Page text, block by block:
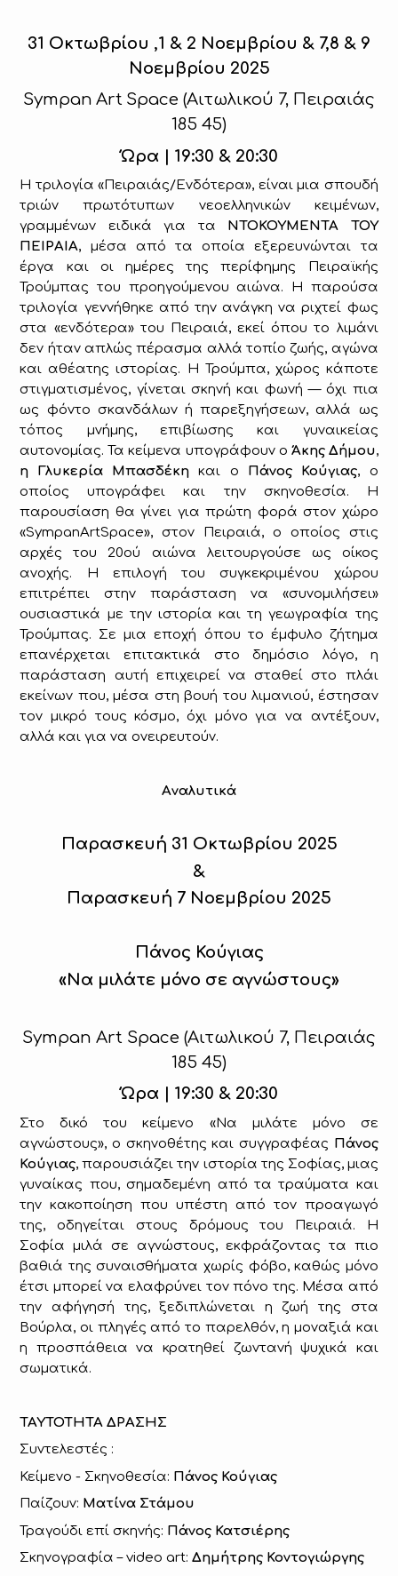
31 Οκτωβρίου ,1 & 2 Νοεμβρίου & 7,8 & 9
Νοεμβρίου 2025
Sympan Art Space (Αιτωλικού 7, Πειραιάς
185 45)
Ώρα | 19:30 & 20:30
Η τριλογία «Πειραιάς/Ενδότερα», είναι μια σπουδή
τριών πρωτότυπων νεοελληνικών κειμένων,
γραμμένων ειδικά για τα NTOKOYMENTA ΤΟΥ
ΠΕΙΡΑΙΑ, μέσα από τα οποία εξερευνώνται τα
έργα και οι ημέρες της περίφημης Πειραϊκής
Τρούμπας του προηγούμενου αιώνα. Η παρούσα
τριλογία γεννήθηκε από την ανάγκη να ριχτεί φως
στα «ενδότερα» του Πειραιά, εκεί όπου το λιμάνι
δεν ήταν απλώς πέρασμα αλλά τοπίο ζωής, αγώνα
και αθέατης ιστορίας. Η Τρούμπα, χώρος κάποτε
στιγματισμένος, γίνεται σκηνή και φωνή — όχι πια
ως φόντο σκανδάλων ή παρεξηγήσεων, αλλά ως
τόπος μνήμης, επιβίωσης και γυναικείας
αυτονομίας. Τα κείμενα υπογράφουν ο Άκης Δήμου,
η Γλυκερία Μπασδέκη και ο Πάνος Κούγιας, ο
οποίος υπογράφει και την σκηνοθεσία. Η
παρουσίαση θα γίνει για πρώτη φορά στον χώρο
«SympanArtSpace», στον Πειραιά, o οποίος στις
αρχές του 20ού αιώνα λειτουργούσε ως οίκος
ανοχής. Η επιλογή του συγκεκριμένου χώρου
επιτρέπει στην παράσταση να «συνομιλήσει»
ουσιαστικά με την ιστορία και τη γεωγραφία της
Τρούμπας. Σε μια εποχή όπου το έμφυλο ζήτημα
επανέρχεται επιτακτικά στο δημόσιο λόγο, η
παράσταση αυτή επιχειρεί να σταθεί στο πλάι
εκείνων που, μέσα στη βουή του λιμανιού, έστησαν
τον μικρό τους κόσμο, όχι μόνο για να αντέξουν,
αλλά και για να ονειρευτούν.
Aναλυτικά
Παρασκευή 31 Οκτωβρίου 2025
&
Παρασκευή 7 Νοεμβρίου 2025
Πάνος Κούγιας
«Να μιλάτε μόνο σε αγνώστους»
Sympan Art Space (Αιτωλικού 7, Πειραιάς
185 45)
Ώρα | 19:30 & 20:30
Στο δικό του κείμενο «Να μιλάτε μόνο σε
αγνώστους», ο σκηνοθέτης και συγγραφέας Πάνος
Κούγιας, παρουσιάζει την ιστορία της Σοφίας, μιας
γυναίκας που, σημαδεμένη από τα τραύματα και
την κακοποίηση που υπέστη από τον προαγωγό
της, οδηγείται στους δρόμους του Πειραιά. Η
Σοφία μιλά σε αγνώστους, εκφράζοντας τα πιο
βαθιά της συναισθήματα χωρίς φόβο, καθώς μόνο
έτσι μπορεί να ελαφρύνει τον πόνο της. Μέσα από
την αφήγησή της, ξεδιπλώνεται η ζωή της στα
Βούρλα, οι πληγές από το παρελθόν, η μοναξιά και
η προσπάθεια να κρατηθεί ζωντανή ψυχικά και
σωματικά.
ΤΑΥΤΟΤΗΤΑ ΔΡΑΣΗΣ
Συντελεστές :
Κείμενο - Σκηνοθεσία: Πάνος Κούγιας
Παίζουν: Ματίνα Στάμου
Τραγούδι επί σκηνής: Πάνος Κατσιέρης
Σκηνογραφία –video art: Δημήτρης Κοντογιώργης